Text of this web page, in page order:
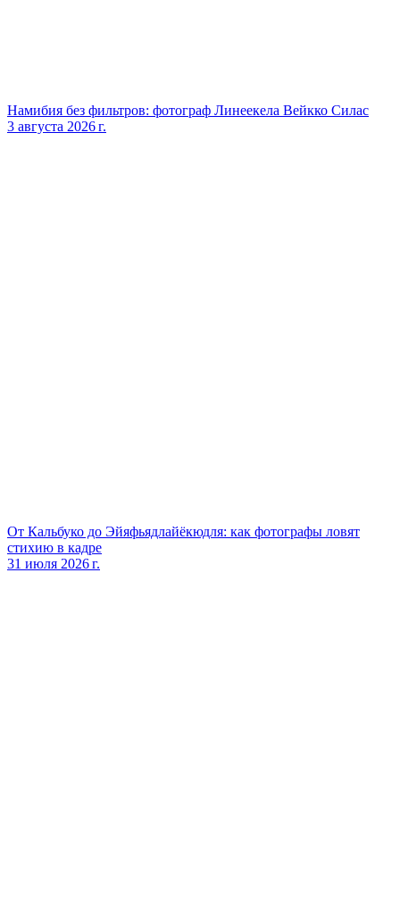
Намибия без фильтров: фотограф Линеекела Вейкко Силас
3 августа 2026 г.
От Кальбуко до Эйяфьядлайёкюдля: как фотографы ловят
стихию в кадре
31 июля 2026 г.